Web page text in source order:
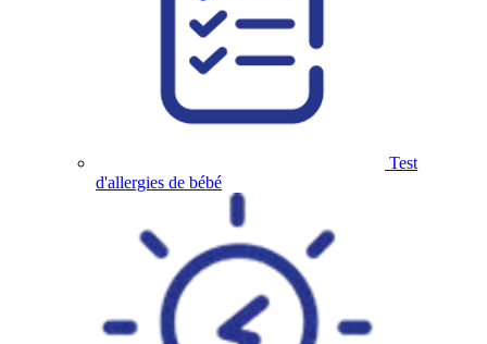
Test
d'allergies de bébé